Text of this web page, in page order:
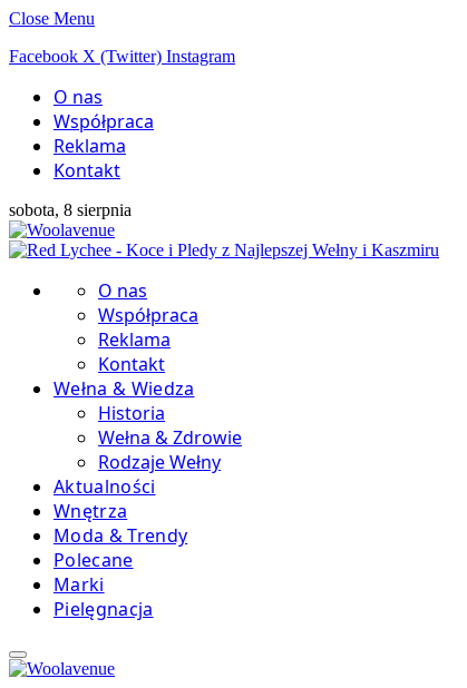
Close Menu
Facebook X (Twitter) Instagram
O nas
Współpraca
Reklama
Kontakt
sobota, 8 sierpnia
O nas
Współpraca
Reklama
Kontakt
Wełna & Wiedza
Historia
Wełna & Zdrowie
Rodzaje Wełny
Aktualności
Wnętrza
Moda & Trendy
Polecane
Marki
Pielęgnacja